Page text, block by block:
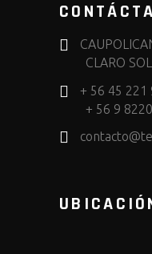
CLARO
+ 56 45 221
+ 56 9